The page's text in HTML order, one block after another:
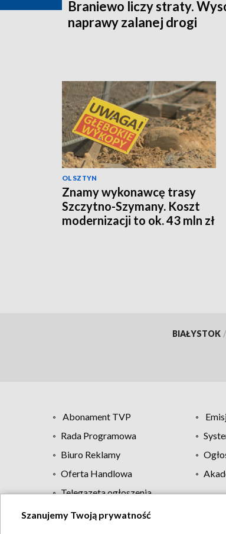
Braniewo liczy straty.
naprawy zalanej drogi
OLSZTYN
Znamy wykonawcę trasy
Szczytno-Szymany. Koszt
modernizacji to ok. 43 mln zł
BIAŁYSTOK /
Abonament TVP
Rada Programowa
Biuro Reklamy
Oferta Handlowa
Telegazeta ogłoszenia
Szanujemy Twoją prywatność